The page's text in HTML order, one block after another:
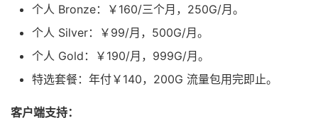
个人 Bronze：￥160/三个月，250G/月。
个人 Silver：￥99/月，500G/月。
个人 Gold：￥190/月，999G/月。
特选套餐：年付￥140，200G 流量包用完即止。
客户端支持：